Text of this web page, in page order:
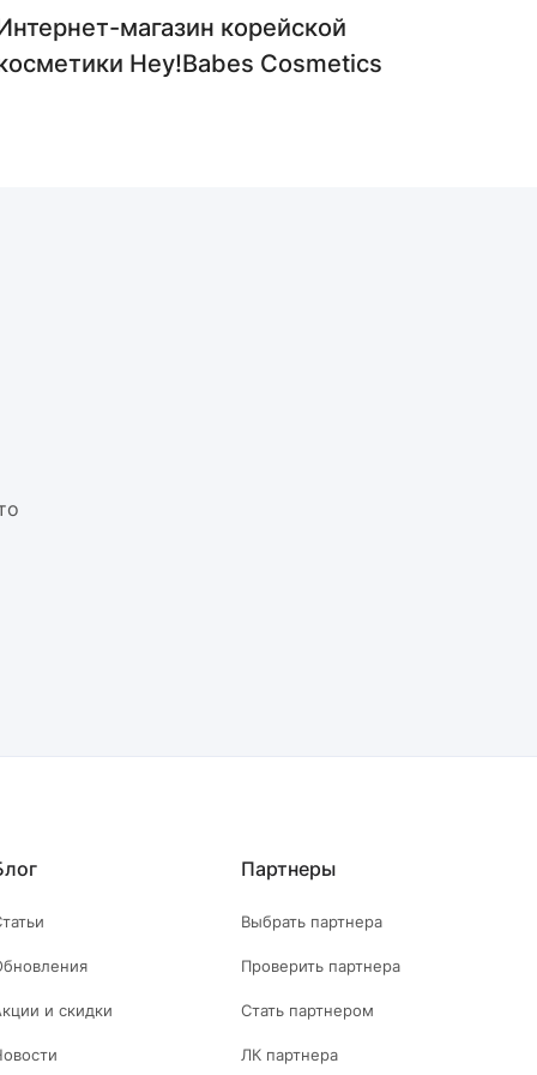
магазин корейской
Hey!Babes Cosmetics
и скидки
Партнеры
Выбрать партнера
Проверить партнера
Стать партнером
ЛК партнера